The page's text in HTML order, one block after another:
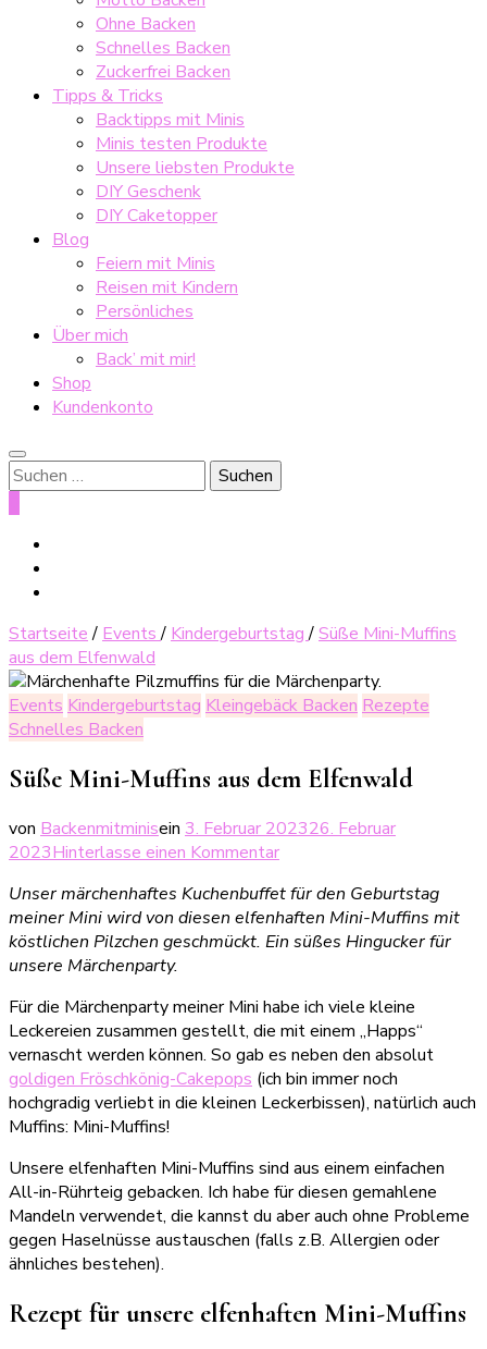
Ohne Backen
Schnelles Backen
Zuckerfrei Backen
Tipps & Tricks
Backtipps mit Minis
Minis testen Produkte
Unsere liebsten Produkte
DIY Geschenk
DIY Caketopper
Blog
Feiern mit Minis
Reisen mit Kindern
Persönliches
Über mich
Back’ mit mir!
Shop
Kundenkonto
Suche
nach:
Startseite / Events/ Kindergeburtstag/Süße Mini-Muffins
aus dem Elfenwald
Events Kindergeburtstag Kleingebäck Backen Rezepte
Schnelles Backen
Süße Mini-Muffins aus dem Elfenwald
von Backenmitminisein 3. Februar 202326. Februar
2023Hinterlasse einen Kommentarzu
Mini-
Muffins
aus
Elfenwald
Unser märchenhaftes Kuchenbuffet für den Geburtstag
meiner Mini wird von diesen elfenhaften Mini-Muffins mit
köstlichen Pilzchen geschmückt. Ein süßes Hingucker für
unsere Märchenparty.
Für die Märchenparty meiner Mini habe ich viele kleine
Leckereien zusammen gestellt, die mit einem „Happs“
vernascht werden können. So gab es neben den absolut
goldigen Fröschkönig-Cakepops (ich bin immer noch
hochgradig verliebt in die kleinen Leckerbissen), natürlich auch
Muffins: Mini-Muffins!
Unsere elfenhaften Mini-Muffins sind aus einem einfachen
All-in-Rührteig gebacken. Ich habe für diesen gemahlene
Mandeln verwendet, die kannst du aber auch ohne Probleme
gegen Haselnüsse austauschen (falls z.B. Allergien oder
ähnliches bestehen).
Rezept für unsere elfenhaften Mini-Muffins